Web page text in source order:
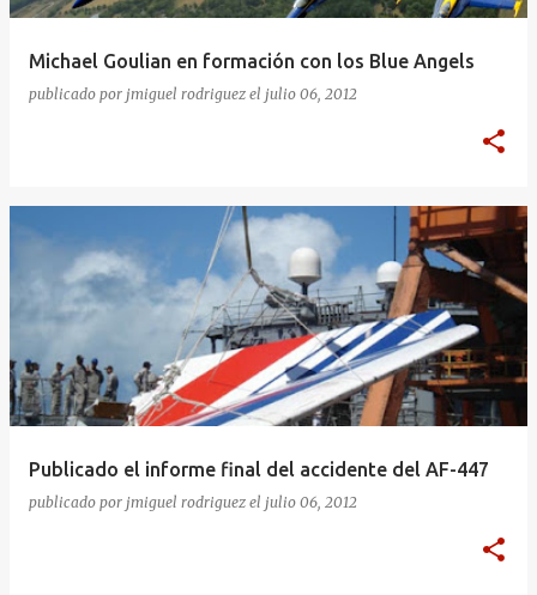
Michael Goulian en formación con los Blue Angels
publicado por jmiguel rodriguez el julio 06, 2012
Publicado el informe final del accidente del AF-447
publicado por jmiguel rodriguez el julio 06, 2012